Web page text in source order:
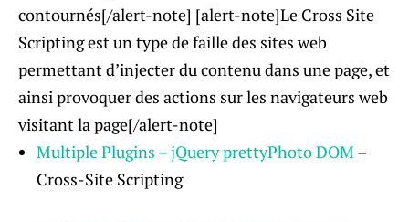
contournés[/alert-note] [alert-note]Le Cross Site
Scripting est un type de faille des sites web
permettant d’injecter du contenu dans une page, et
ainsi provoquer des actions sur les navigateurs web
visitant la page[/alert-note]
Multiple Plugins – jQuery prettyPhoto DOM –
Cross-Site Scripting